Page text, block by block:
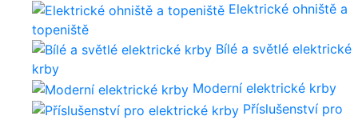
Elektrické ohniště a
topeniště
Bílé a světlé elektrické
krby
Moderní elektrické krby
Příslušenství pro